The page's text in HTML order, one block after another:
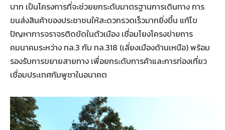
บาท เป็นโครงการที่จะช่วยยกระดับมาตรฐานการเดินทาง การ
ขนส่งสินค้าของประชาชนให้สะดวกรวดเร็วมากยิ่งขึ้น แก้ไข
ปัญหาการจราจรติดขัดในตัวเมือง เชื่อมโยงโครงข่ายการ
คมนาคมระหว่าง ทล.3 กับ ทล.318 (เลี่ยงเมืองด้านเหนือ) พร้อม
รองรับการขยายสายทาง เพื่อยกระดับการค้าและการท่องเที่ยว
เชื่อมประเทศกัมพูชาในอนาคต